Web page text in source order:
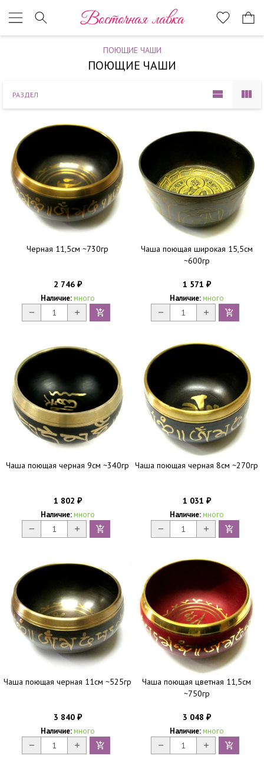
Восточная лавка
ПОЮЩИЕ ЧАШИ
ПОЮЩИЕ ЧАШИ
РАЗДЕЛ
Черная 11,5см ~730гр
2 746 ₽
Наличие: много
Чаша поющая широкая 15,5см
~600гр
1 571 ₽
Наличие: много
Чаша поющая черная 9см ~340гр
1 802 ₽
Наличие: много
Чаша поющая черная 8см ~270гр
1 031 ₽
Наличие: много
Чаша поющая черная 11см ~525гр
3 840 ₽
Наличие: много
Чаша поющая цветная 11,5см
~750гр
3 048 ₽
Наличие: много